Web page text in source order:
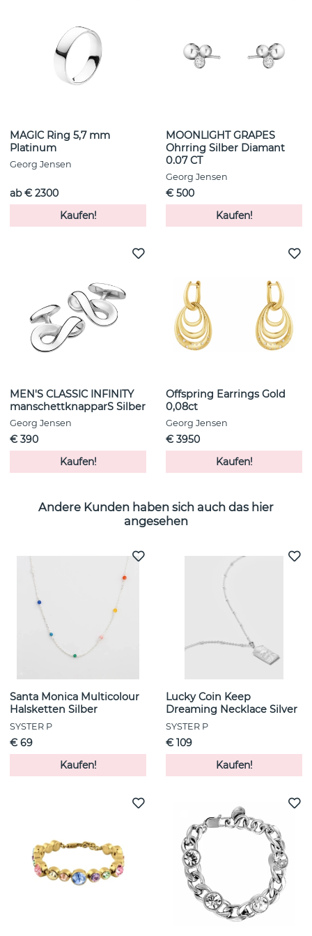
MAGIC Ring 5,7 mm
Platinum
Georg Jensen
ab € 2300
Kaufen!
MOONLIGHT GRAPES
Ohrring Silber Diamant
0.07 CT
Georg Jensen
€ 500
Kaufen!
MEN'S CLASSIC INFINITY
manschettknapparS Silber
Georg Jensen
€ 390
Kaufen!
Offspring Earrings Gold
0,08ct
Georg Jensen
€ 3950
Kaufen!
Andere Kunden haben sich auch das hier
angesehen
Santa Monica Multicolour
Halsketten Silber
SYSTER P
€ 69
Kaufen!
Lucky Coin Keep
Dreaming Necklace Silver
SYSTER P
€ 109
Kaufen!